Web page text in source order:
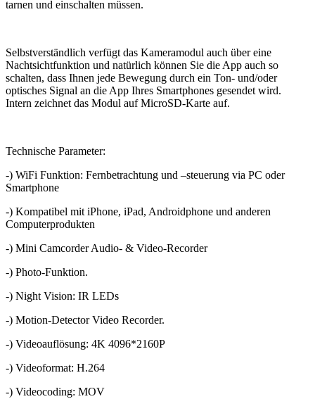
tarnen und einschalten müssen.
Selbstverständlich verfügt das Kameramodul auch über eine
Nachtsichtfunktion und natürlich können Sie die App auch so
schalten, dass Ihnen jede Bewegung durch ein Ton- und/oder
optisches Signal an die App Ihres Smartphones gesendet wird.
Intern zeichnet das Modul auf MicroSD-Karte auf.
Technische Parameter:
-) WiFi Funktion: Fernbetrachtung und –steuerung via PC oder
Smartphone
-) Kompatibel mit iPhone, iPad, Androidphone und anderen
Computerprodukten
-) Mini Camcorder Audio- & Video-Recorder
-) Photo-Funktion.
-) Night Vision: IR LEDs
-) Motion-Detector Video Recorder.
-) Videoauflösung: 4K 4096*2160P
-) Videoformat: H.264
-) Videocoding: MOV